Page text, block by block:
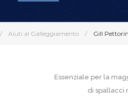
/ Aiuti al Galleggiamento / Gill
Essenziale per la
di spallacci